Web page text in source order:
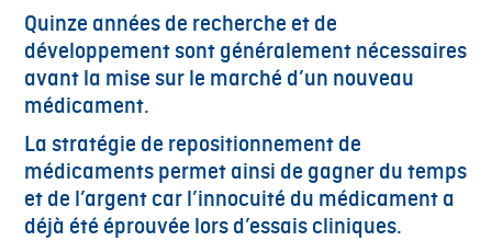
Quinze années de recherche et de
développement sont généralement nécessaires
avant la mise sur le marché d’un nouveau
médicament.
La stratégie de repositionnement de
médicaments permet ainsi de gagner du temps
et de l’argent car l’innocuité du médicament a
déjà été éprouvée lors d’essais cliniques.